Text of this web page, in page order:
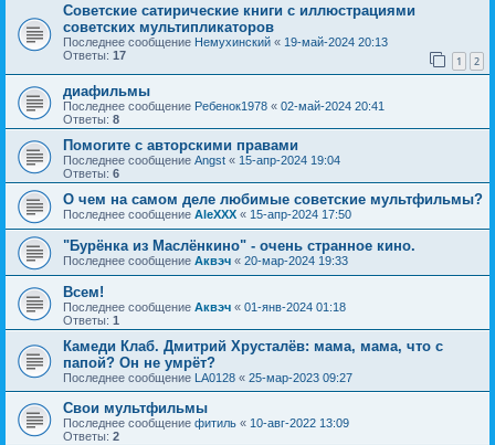
Советские сатирические книги с иллюстрациями
советских мультипликаторов
Последнее сообщение Немухинский « 19-май-2024 20:13
Ответы: 17 1 2
диафильмы
Последнее сообщение Ребенок1978 « 02-май-2024 20:41
Ответы: 8
Помогите с авторскими правами
Последнее сообщение Angst « 15-апр-2024 19:04
Ответы: 6
О чем на самом деле любимые советские мультфильмы?
Последнее сообщение AleXXX « 15-апр-2024 17:50
"Бурёнка из Маслёнкино" - очень странное кино.
Последнее сообщение Аквэч « 20-мар-2024 19:33
Всем!
Последнее сообщение Аквэч « 01-янв-2024 01:18
Ответы: 1
Камеди Клаб. Дмитрий Хрусталёв: мама, мама, что с
папой? Он не умрёт?
Последнее сообщение LA0128 « 25-мар-2023 09:27
Свои мультфильмы
Последнее сообщение фитиль « 10-авг-2022 13:09
Ответы: 2